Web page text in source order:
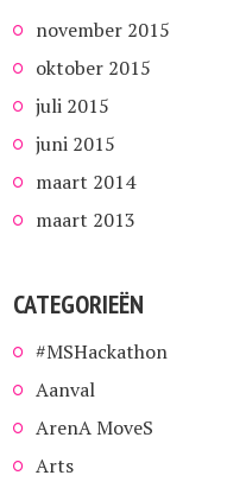
november 2015
oktober 2015
juli 2015
juni 2015
maart 2014
maart 2013
CATEGORIEËN
#MSHackathon
Aanval
ArenA MoveS
Arts